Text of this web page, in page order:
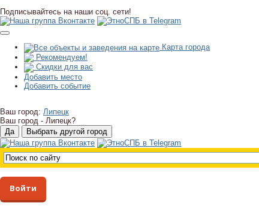
Подписывайтесь на наши соц. сети!
Карта города
Рекомендуем!
Скидки для вас
Добавить место
Добавить событие
Ваш город: Липецк
Ваш город - Липецк?
Войти